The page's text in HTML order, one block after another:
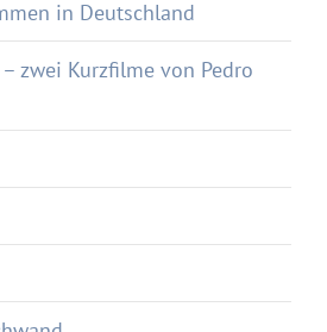
in Deutschland
zwei Kurzfilme von Pedro